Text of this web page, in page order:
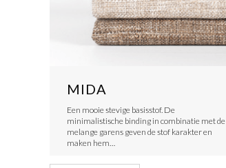
MIDA
Een mooie stevige basisstof. De
minimalistische binding in combinatie met de
melange garens geven de stof karakter en
maken hem…